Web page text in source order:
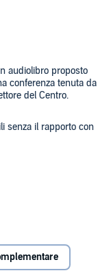
audiolibro proposto
conferenza tenuta da
del Centro.
senza il rapporto con
misurare il nostro
di individualismo
dagli altri
evoluzione. Tale
scienza dello
del
come il nostro bene
opulenta si
individualità e la
ideali di giustizia e di
Studi